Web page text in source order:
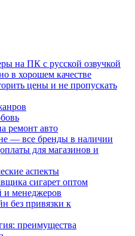
на ПК с русской озвучкой
в хорошем качестве
цены и не пропускать
ремонт авто
— все бренды в наличии
для магазинов и
аспекты
сигарет оптом
и менеджеров
без привязки к
преимущества